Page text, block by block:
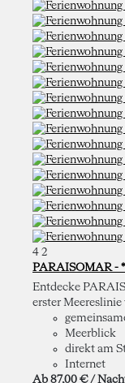
4 2
PARAISOMAR -
Entdecke
erster Meereslinie
Meerblick
direkt am
Internet
Ab 87,00 € /